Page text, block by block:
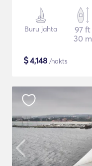
Buru jahta
97 ft
30 m
$4,148 /nakts